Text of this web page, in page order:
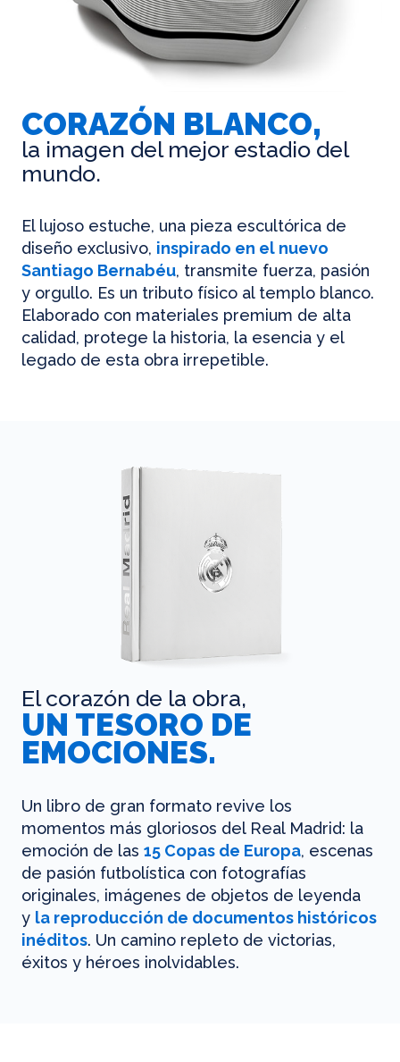
CORAZÓN BLANCO,
la imagen del mejor estadio del
mundo.
El lujoso estuche, una pieza escultórica de
diseño exclusivo, inspirado en el nuevo
Santiago Bernabéu, transmite fuerza, pasión
y orgullo. Es un tributo físico al templo blanco.
Elaborado con materiales premium de alta
calidad, protege la historia, la esencia y el
legado de esta obra irrepetible.
El corazón de la obra,
UN TESORO DE
EMOCIONES.
Un libro de gran formato revive los
momentos más gloriosos del Real Madrid: la
emoción de las 15 Copas de Europa, escenas
de pasión futbolística con fotografías
originales, imágenes de objetos de leyenda
y la reproducción de documentos históricos
inéditos. Un camino repleto de victorias,
éxitos y héroes inolvidables.